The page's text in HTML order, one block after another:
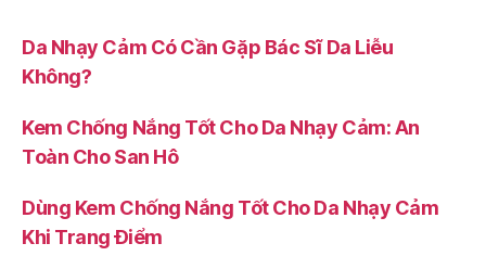
Da Nhạy Cảm Có Cần Gặp Bác Sĩ Da Liễu
Không?
Kem Chống Nắng Tốt Cho Da Nhạy Cảm: An
Toàn Cho San Hô
Dùng Kem Chống Nắng Tốt Cho Da Nhạy Cảm
Khi Trang Điểm